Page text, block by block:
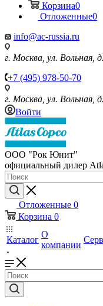
Корзина0
Отложенные0
info@ac-russia.ru
г. Москва, ул. Вольная,
+7 (495) 978-50-70
г. Москва, ул. Вольная,
Войти
ООО "Рок Юнит"
официальный дилер
Отложенные 0
Корзина 0
Каталог
О
компании